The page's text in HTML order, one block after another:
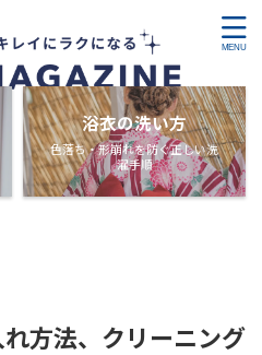
浴衣の洗い方
色落ち・形崩れを防ぐ正しい洗
濯手順
方法、クリーニング